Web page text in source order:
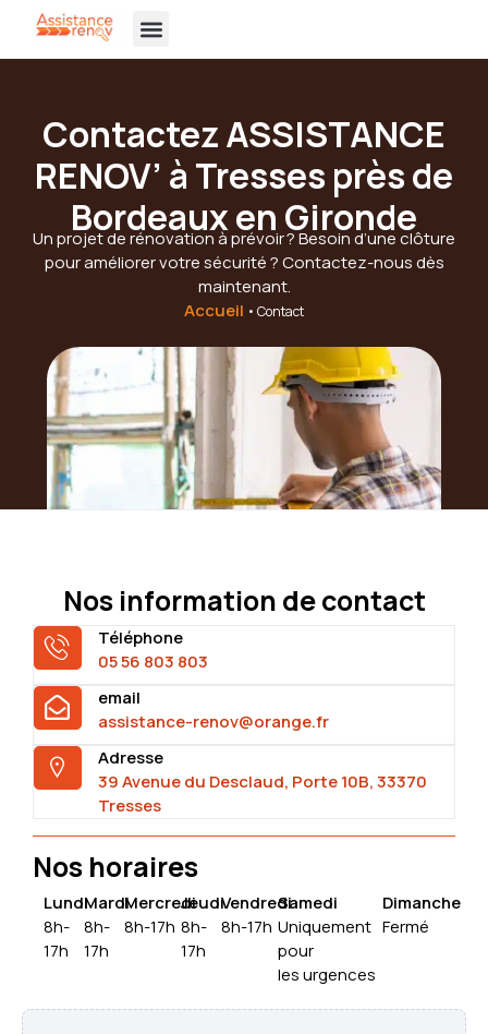
principal
Contactez ASSISTANCE
RENOV’ à Tresses près de
Bordeaux en Gironde
Un projet de rénovation à prévoir ? Besoin d’une clôture
pour améliorer votre sécurité ? Contactez-nous dès
maintenant.
Accueil • Contact
Nos information de contact
Téléphone
05 56 803 803
email
assistance-renov@orange.fr
Adresse
39 Avenue du Desclaud, Porte 10B, 33370
Tresses
Nos horaires
Lundi
8h-
17h
Mardi
8h-
17h
Mercredi
8h-17h
Jeudi
8h-
17h
Vendredi
8h-17h
Samedi
Uniquement
pour
les urgences
Dimanche
Fermé